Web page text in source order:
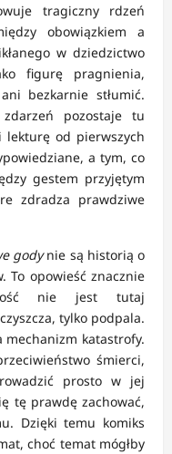
tragiczny rdzeń
obowiązkiem a
w dziedzictwo
figurę pragnienia,
bezkarnie stłumić.
pozostaje tu
lekturę od pierwszych
a tym, co
gestem przyjętym
zdradza prawdziwe
godynie są historią o
To opowieść znacznie
nie jest tutaj
tylko podpala.
katastrofy.
śmierci,
prosto w jej
tę prawdę zachować,
Dzięki temu komiks
choć temat mógłby